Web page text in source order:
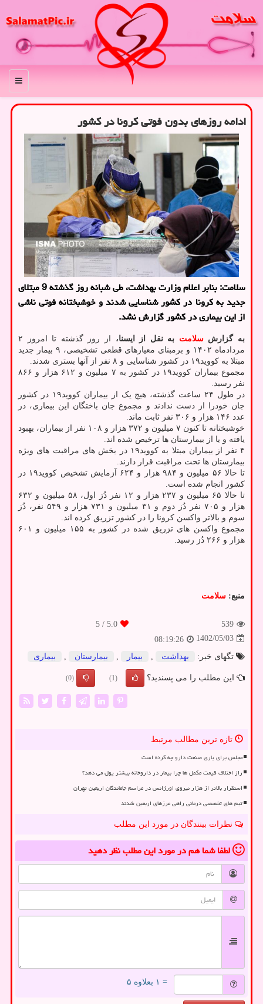
منو
ادامه روزهای بدون فوتی کرونا در کشور
سلامت: بنابر اعلام وزارت بهداشت، طی شبانه روز گذشته 9 مبتلای
جدید به کرونا در کشور شناسایی شدند و خوشبختانه فوتی ناشی
از این بیماری در کشور گزارش نشد.
به گزارشسلامت به نقل از ایسنا،
از روز گذشته تا امروز ۲
مردادماه ۱۴۰۲ و برمبنای معیارهای قطعی تشخیصی، ۹ بیمار جدید
مبتلا به کووید۱۹ در کشور شناسایی و ۸ نفر از آنها بستری شدند.
مجموع بیماران کووید۱۹ در کشور به ۷ میلیون و ۶۱۲ هزار و ۸۶۶
نفر رسید.
در طول ۲۴ ساعت گذشته، هیچ یک از بیماران کووید۱۹ در کشور
جان خودرا از دست ندادند و مجموع جان باختگان این بیماری، در
عدد ۱۴۶ هزار و ۳۰۶ نفر ثابت ماند.
خوشبختانه تا کنون ۷ میلیون و ۳۷۲ هزار و ۱۰۸ نفر از بیماران، بهبود
یافته و یا از بیمارستان ها ترخیص شده اند.
۴ نفر از بیماران مبتلا به کووید۱۹ در بخش های مراقبت های ویژه
بیمارستان ها تحت مراقبت قرار دارند.
تا حالا ۵۶ میلیون و ۹۸۴ هزار و ۶۲۴ آزمایش تشخیص کووید۱۹ در
کشور انجام شده است.
تا حالا ۶۵ میلیون و ۲۳۷ هزار و ۱۲ نفر دُز اول، ۵۸ میلیون و ۶۳۲
هزار و ۷۰۵ نفر دُز دوم و ۳۱ میلیون و ۷۳۱ هزار و ۵۴۹ نفر، دُز
سوم و بالاتر واکسن کرونا را در کشور تزریق کرده اند.
مجموع واکسن های تزریق شده در کشور به ۱۵۵ میلیون و ۶۰۱
هزار و ۲۶۶ دُز رسید.
منبع: سلامت
539
5.0
/ 5
1402/05/03
08:19:26
تگهای خبر:
بهداشت بیمار بیمارستان بیماری
این مطلب را می پسندید؟ (1)
(0)
تازه ترین مطالب مرتبط
مجلس برای یاری صنعت دارو چه کرده است
راز اختلاف قیمت مکمل ها چرا بیمار در داروخانه بیشتر پول می دهد؟
استقرار بالاتر از هزار نیروی اورژانس در مراسم جاماندگان اربعین تهران
تیم های تخصصی درمانی راهی مرزهای اربعین شدند
نظرات بینندگان در مورد این مطلب
لطفا شما همدر مورد این مطلبنظر دهید
= ۱ بعلاوه ۵